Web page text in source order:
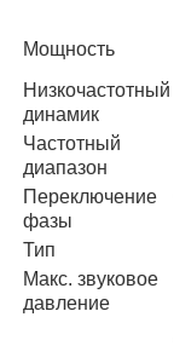
Мощность
Низкочастотный
динамик
Частотный
диапазон
Переключение
фазы
Тип
Макс. звуковое
давление